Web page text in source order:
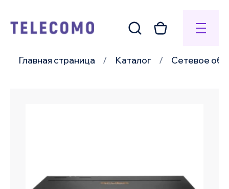
Главная страница Каталог Сетевое